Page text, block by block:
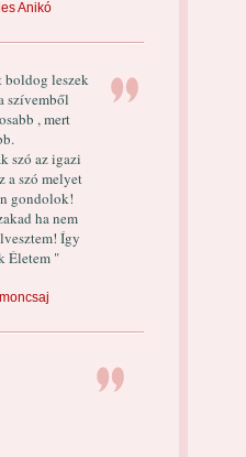
Anikó
leszek
szívemből
, mert
szó az igazi
a szó melyet
gondolok!
ha nem
Így
Életem "